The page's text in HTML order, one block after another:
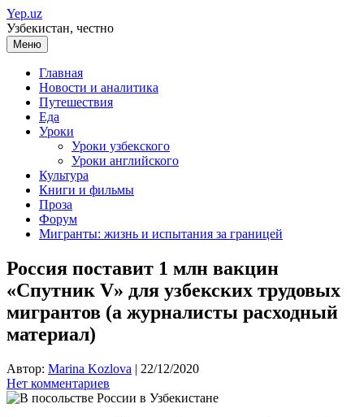
Перейти
к
содержимому
Yep.uz
Узбекистан, честно
Меню
Главная
Новости и аналитика
Путешествия
Еда
Уроки
Уроки узбекского
Уроки английского
Культура
Книги и фильмы
Проза
Форум
Мигранты: жизнь и испытания за границей
Россия поставит 1 млн вакцин
«Спутник V» для узбекских трудовых
мигрантов (а журналисты расходный
материал)
Автор: Marina Kozlova | 22/12/2020
Нет комментариев